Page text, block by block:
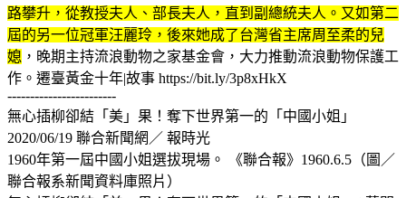
路攀升，從教授夫人、部長夫人，直到副總統夫人。又如第二
屆的另一位冠軍汪麗玲，後來她成了台灣省主席周至柔的兒
媳 ，晚期主持流浪動物之家基金會，大力推動流浪動物保護工
作。遷臺黃金十年|故事 https://bit.ly/3p8xHkX
------------------------
無心插柳卻結「美」果！奪下世界第一的「中國小姐」
2020/06/19 聯合新聞網／ 報時光
1960年第一屆中國小姐選拔現場。 《聯合報》1960.6.5（圖／
聯合報系新聞資料庫照片）